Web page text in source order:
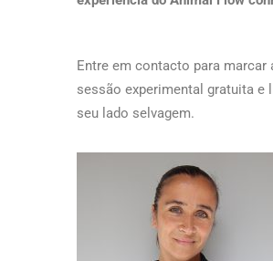
Entre em contacto para marcar
sessão experimental gratuita e
seu lado selvagem.